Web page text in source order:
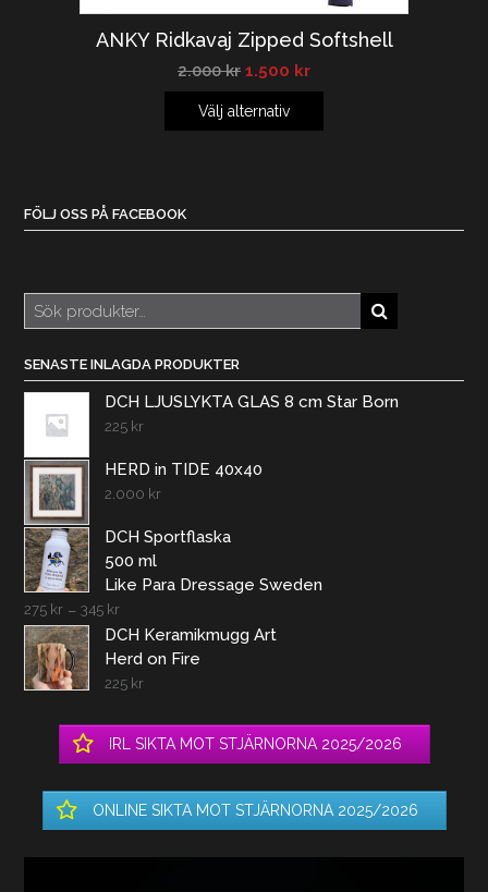
ANKY Ridkavaj Zipped Softshell
2.000kr 1.500 kr
Välj alternativ
FÖLJ OSS PÅ FACEBOOK
Sök
efter:
SENASTE INLAGDA PRODUKTER
DCH LJUSLYKTA GLAS 8 cm Star Born
225 kr
HERD in TIDE 40x40
2.000 kr
DCH Sportflaska
500 ml
Like Para Dressage Sweden
275 kr – 345 kr
DCH Keramikmugg Art
Herd on Fire
225 kr
IRL SIKTA MOT STJÄRNORNA 2025/2026
ONLINE SIKTA MOT STJÄRNORNA 2025/2026